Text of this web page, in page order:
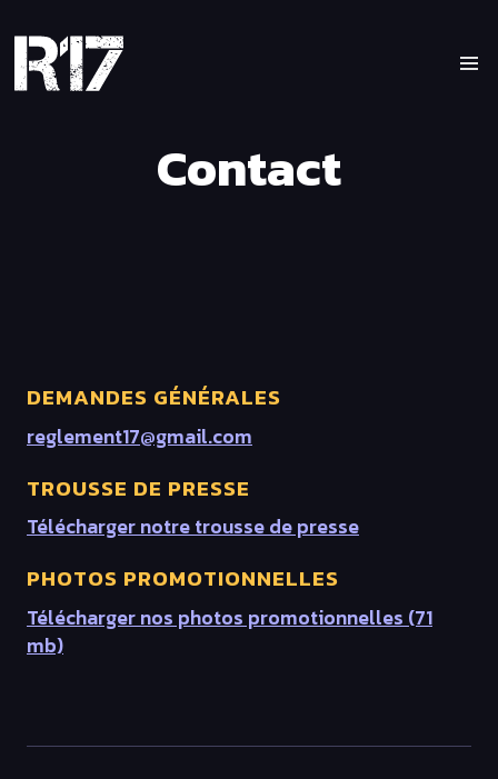
Contact
DEMANDES GÉNÉRALES
reglement17@gmail.com
TROUSSE DE PRESSE
Télécharger notre trousse de presse
PHOTOS PROMOTIONNELLES
Télécharger nos photos promotionnelles (71
mb)